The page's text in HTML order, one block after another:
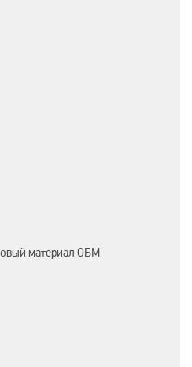
материал ОБМ